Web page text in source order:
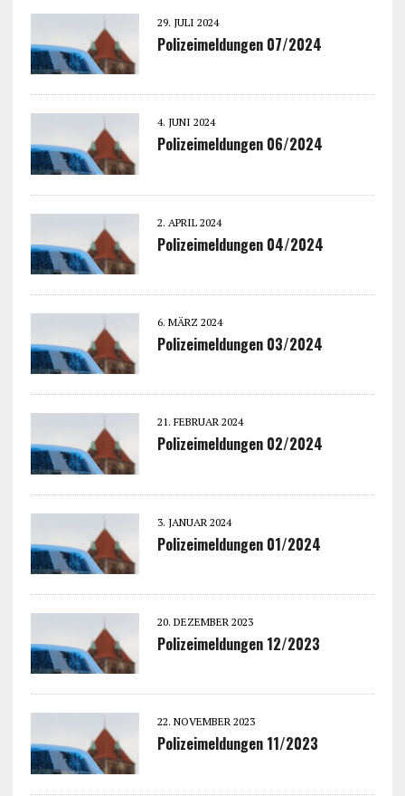
29. JULI 2024
Polizeimeldungen 07/2024
4. JUNI 2024
Polizeimeldungen 06/2024
2. APRIL 2024
Polizeimeldungen 04/2024
6. MÄRZ 2024
Polizeimeldungen 03/2024
21. FEBRUAR 2024
Polizeimeldungen 02/2024
3. JANUAR 2024
Polizeimeldungen 01/2024
20. DEZEMBER 2023
Polizeimeldungen 12/2023
22. NOVEMBER 2023
Polizeimeldungen 11/2023